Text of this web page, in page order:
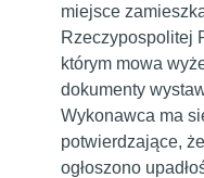
miejsce
Rzeczypospolitej
którym mowa
dokumenty
Wykonawca ma
potwierdzające,
ogłoszono